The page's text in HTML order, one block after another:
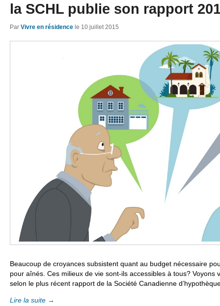
la SCHL publie son rapport
Par Vivre en résidence le 10 juillet 2015
Beaucoup de croyances subsistent quant au budget nécessaire
pour aînés. Ces milieux de vie sont-ils accessibles à tous? Voyons
selon le plus récent rapport de la Société Canadienne
Lire la suite →